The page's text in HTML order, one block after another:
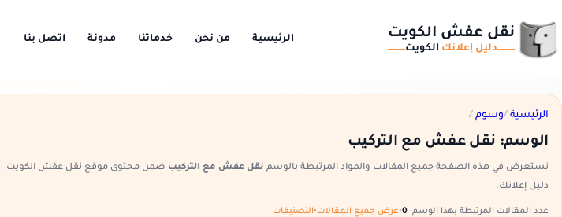
نقل عفش الكويت
دليل إعلانك الكويت
الرئيسية من نحن خدماتنا مدونة اتصل بنا
الرئيسية /وسوم /
الوسم: نقل عفش مع التركيب
نستعرض في هذه الصفحة جميع المقالات والمواد المرتبطة بالوسم نقل عفش مع التركيب ضمن محتوى موقع نقل عفش الكويت –
دليل إعلانك.
عدد المقالات المرتبطة بهذا الوسم: •عرض جميع المقالات•التصنيفات